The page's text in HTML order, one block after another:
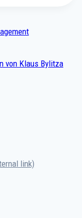
von Klaus Bylitza
link)